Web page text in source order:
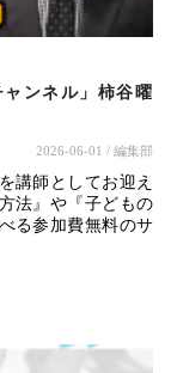
ンネル」柿谷曜
2026-06-01 / 編集部
講師としてお迎え
法』や『子どもの
る参加費無料のサ